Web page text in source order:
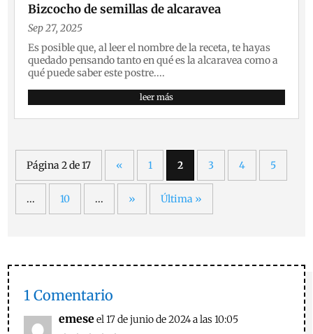
Bizcocho de semillas de alcaravea
Sep 27, 2025
Es posible que, al leer el nombre de la receta, te hayas
quedado pensando tanto en qué es la alcaravea como a
qué puede saber este postre....
leer más
Página 2 de 17 « 1 2 3 4 5
... 10 ... » Última »
1 Comentario
emeseel 17 de junio de 2024 a las 10:05